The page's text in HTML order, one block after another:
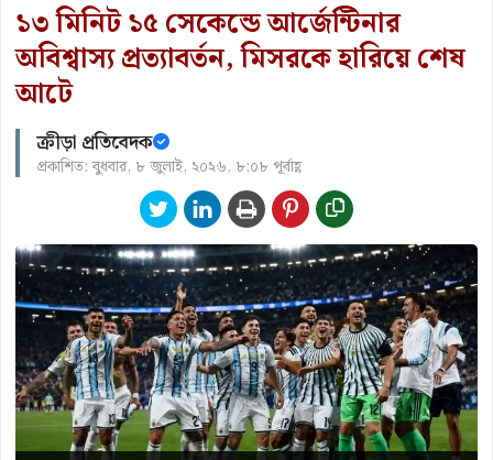
১৩ মিনিট ১৫ সেকেন্ডে আর্জেন্টিনার
অবিশ্বাস্য প্রত্যাবর্তন, মিসরকে হারিয়ে শেষ
আটে
ক্রীড়া প্রতিবেদক
প্রকাশিত: বুধবার, ৮ জুলাই, ২০২৬, ৮:০৮ পূর্বাহ্ণ